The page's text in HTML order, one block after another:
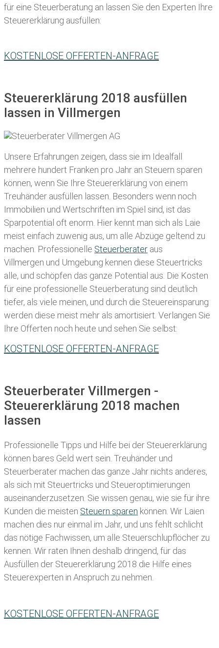
für eine Steuerberatung an lassen Sie den Experten Ihre
Steuererklärung ausfüllen:
KOSTENLOSE OFFERTEN-ANFRAGE
Steuererklärung 2018 ausfüllen
lassen in Villmergen
Unsere Erfahrungen zeigen, dass sie im Idealfall
mehrere hundert Franken pro Jahr an Steuern sparen
können, wenn Sie Ihre Steuererklärung von einem
Treuhänder ausfüllen lassen . Besonders wenn noch
Immobilien und Wertschriften im Spiel sind, ist das
Sparpotential oft enorm. Hier kennt man sich als Laie
meist einfach zuwenig aus, um alle Abzüge geltend zu
machen. Professionelle Steuerberater aus
Villmergen und Umgebung kennen diese Steuertricks
alle, und schöpfen das ganze Potential aus. Die Kosten
für eine professionelle Steuerberatung sind deutlich
tiefer, als viele meinen, und durch die Steuereinsparung
werden diese meist mehr als amortisiert. Verlangen Sie
Ihre Offerten noch heute und sehen Sie selbst:
KOSTENLOSE OFFERTEN-ANFRAGE
Steuerberater Villmergen -
Steuererklärung 2018 machen
lassen
Professionelle Tipps und Hilfe bei der Steuererklärung
können bares Geld wert sein. Treuhänder und
Steuerberater machen das ganze Jahr nichts anderes,
als sich mit Steuertricks und Steueroptimierungen
auseinanderzusetzen. Sie wissen genau, wie sie für ihre
Kunden die meisten Steuern sparen können. Wir Laien
machen dies nur einmal im Jahr, und uns fehlt schlicht
das nötige Fachwissen, um alle Steuerschlupflöcher zu
kennen. Wir raten Ihnen deshalb dringend, für das
Ausfüllen der Steuererklärung 2018 die Hilfe eines
Steuerexperten in Anspruch zu nehmen.
KOSTENLOSE OFFERTEN-ANFRAGE